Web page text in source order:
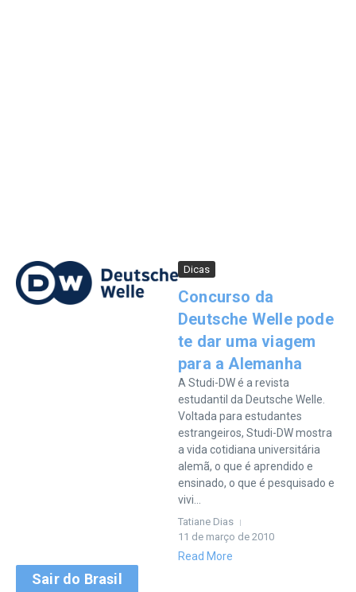
Dicas
Concurso da
Deutsche Welle pode
te dar uma viagem
para a Alemanha
A Studi-DW é a revista
estudantil da Deutsche Welle.
Voltada para estudantes
estrangeiros, Studi-DW mostra
a vida cotidiana universitária
alemã, o que é aprendido e
ensinado, o que é pesquisado e
vivi...
Tatiane Dias
11 de março de 2010
Read More
Sair do Brasil